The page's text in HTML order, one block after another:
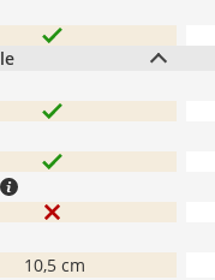
10,5 cm